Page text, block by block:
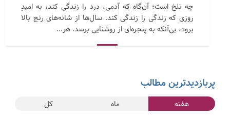
چه تلخ است؛ آن‌گاه که آدمی، درد را زندگی کند، به امیدِ
روزی که زندگی را زندگی کند. سال‌ها از شانه‌های رنج بالا
برود، بی‌آنکه به پنجره‌ای از روشنایی برسد. هر...
پربازدیدترین مطالب
هفته ماه کل